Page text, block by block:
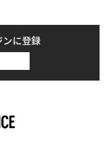
、FactSetのコンセン
世界の加入者数を2億
の会員数は、前四半
に登録